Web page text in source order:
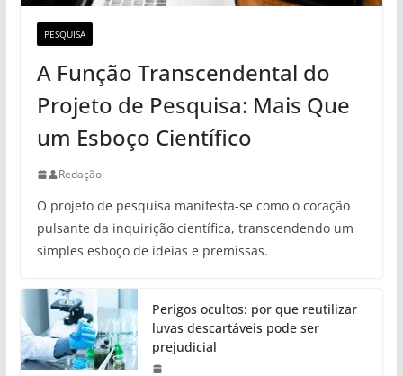
PESQUISA
A Função Transcendental do
Projeto de Pesquisa: Mais Que
um Esboço Científico
Redação
O projeto de pesquisa manifesta-se como o coração
pulsante da inquirição científica, transcendendo um
simples esboço de ideias e premissas.
Perigos ocultos: por que reutilizar
luvas descartáveis pode ser
prejudicial